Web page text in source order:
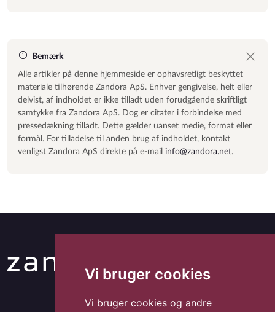
Vi bruger cookies
Vi bruger cookies og andre
Bemærk
Alle artikler på denne hjemmeside er ophavsretligt beskyttet
materiale tilhørende Zandora ApS. Enhver gengivelse, helt eller
delvist, af indholdet er ikke tilladt uden forudgående skriftligt
samtykke fra Zandora ApS. Dog er citater i forbindelse med
pressedækning tilladt. Dette gælder uanset medie, format eller
formål. For tilladelse til anden brug af indholdet, kontakt
venligst Zandora ApS direkte på e-mail info@zandora.net.